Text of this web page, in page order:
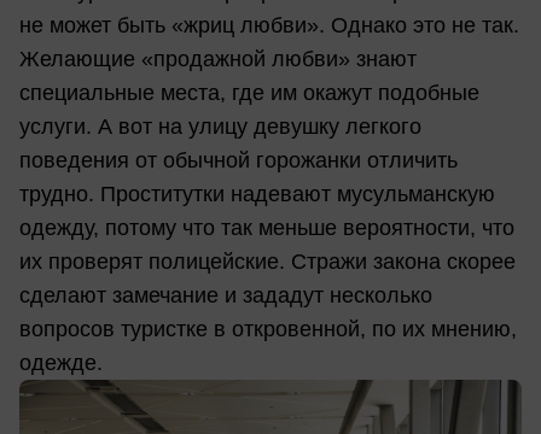
не может быть «жриц любви». Однако это не так.
Желающие «продажной любви» знают
специальные места, где им окажут подобные
услуги. А вот на улицу девушку легкого
поведения от обычной горожанки отличить
трудно. Проститутки надевают мусульманскую
одежду, потому что так меньше вероятности, что
их проверят полицейские. Стражи закона скорее
сделают замечание и зададут несколько
вопросов туристке в откровенной, по их мнению,
одежде.